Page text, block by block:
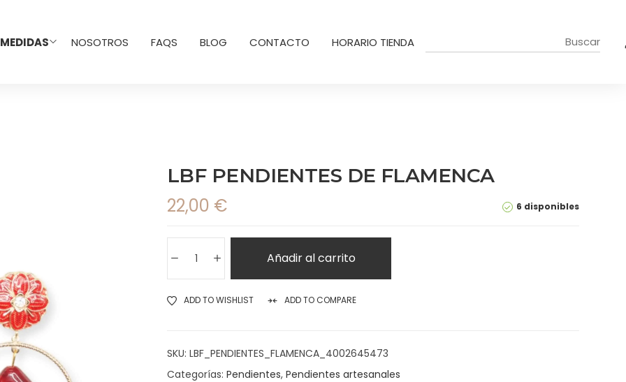
NOSOTROS FAQS BLOG CONTACTO HORARIO TIENDA
LBF PENDIENTES DE FLAMENCA
6 disponibles
22,00 €
Añadir al carrito
ADD TO WISHLIST ADD TO COMPARE
SKU: LBF_PENDIENTES_FLAMENCA_4002645473
Categorías: Pendientes, Pendientes artesanales